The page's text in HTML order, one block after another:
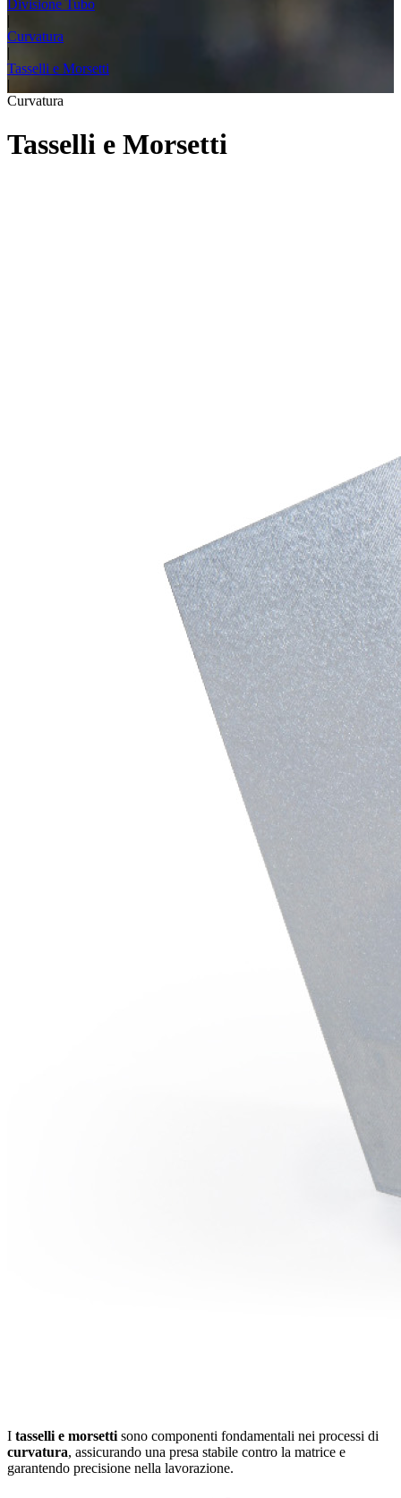
Divisione Tubo
|
Curvatura
|
Tasselli e Morsetti
|
Curvatura
Tasselli e Morsetti
I tasselli e morsetti sono componenti fondamentali nei processi di
curvatura, assicurando una presa stabile contro la matrice e
garantendo precisione nella lavorazione.